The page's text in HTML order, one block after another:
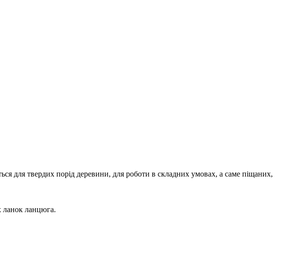
для твердих порід деревини, для роботи в складних умовах, а саме піщаних,
ланок ланцюга.